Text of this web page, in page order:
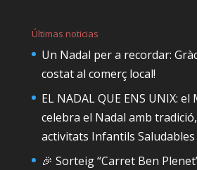
Últimas noticias
Un Nadal per a recordar:
costat al comerç local!
EL NADAL QUE ENS UNIX:
celebra el Nadal amb
activitats Infantils Saludables
🎉 Sorteig “Carret Ben